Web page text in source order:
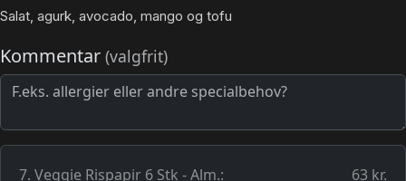
Salat, agurk, avocado, mango og tofu